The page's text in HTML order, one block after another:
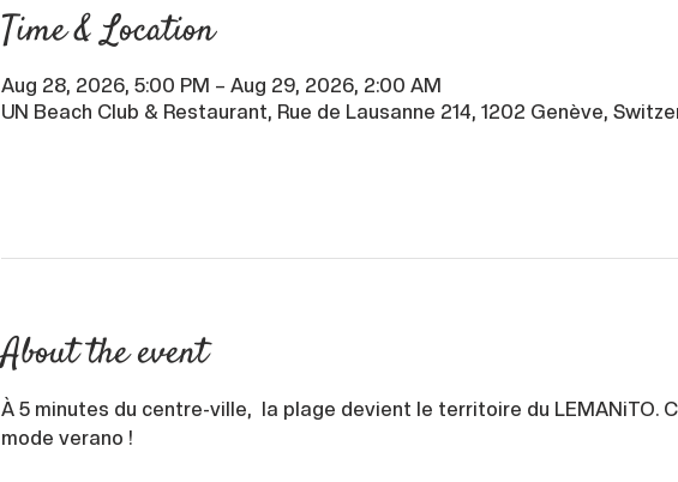
Time & Location
Aug 28, 2026, 5:00 PM – Aug 29, 2026, 2:00 AM
UN Beach Club & Restaurant, Rue de Lausanne 214, 1202 Genève,
About the event
À 5 minutes du centre-ville,  la plage devient le territoire du LEMANiTO.
mode verano !